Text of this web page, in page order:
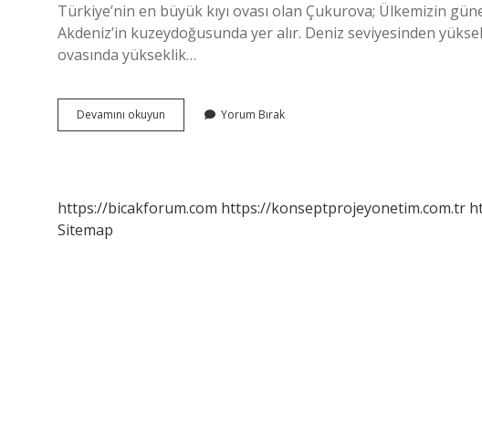
Türkiye’nin en büyük kıyı ovası olan Çukurova; Ülkemizin
Akdeniz’in kuzeydoğusunda yer alır. Deniz seviyesinden
ovasında yükseklik…
Devamını okuyun Çukurovada
Nüfus
Yorum Bırak
https://bicakforum.com https://konseptprojeyonetim.com.tr
Sitemap